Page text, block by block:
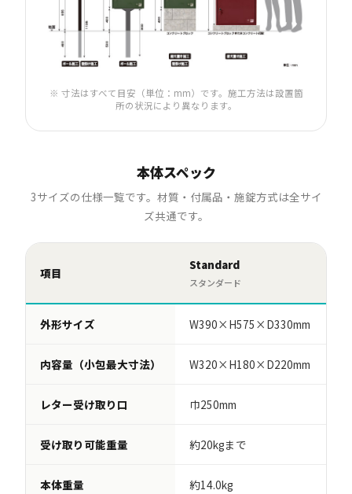
※ 寸法はすべて目安（単位：mm）です。施工方法は設置箇
所の状況により異なります。
本体スペック
3サイズの仕様一覧です。材質・付属品・施錠方式は全サイ
ズ共通です。
項目
Standard
スタンダード
外形サイズ W390×H575×D330mm
内容量（小包最大寸法） W320×H180×D220mm
レター受け取り口 巾250mm
受け取り可能重量 約20kgまで
本体重量 約14.0kg